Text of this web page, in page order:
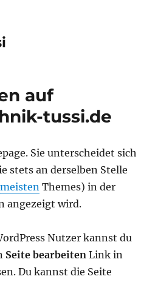
auf
tussi.de
Sie unterscheidet sich
stets an derselben Stelle
meisten Themes) in der
angezeigt wird.
Nutzer kannst du
Seite bearbeiten Link in
Du kannst die Seite